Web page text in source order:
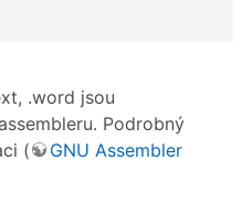
.word jsou
Podrobný
(
GNU Assembler